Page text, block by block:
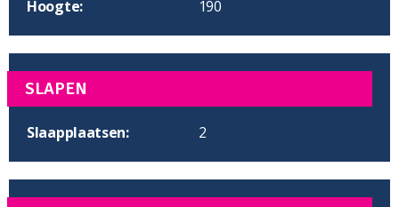
Hoogte:
190
SLAPEN
Slaapplaatsen: 2